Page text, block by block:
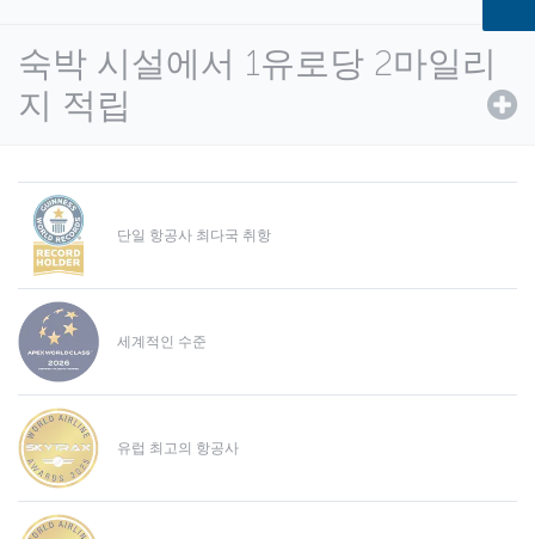
숙박 시설에서 1유로당 2마일리
지 적립
단일 항공사 최다국 취항
세계적인 수준
유럽 최고의 항공사